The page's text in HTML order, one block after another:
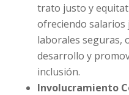
trato justo y
ofreciendo salarios
laborales seguras,
desarrollo y
inclusión.
Involucramiento